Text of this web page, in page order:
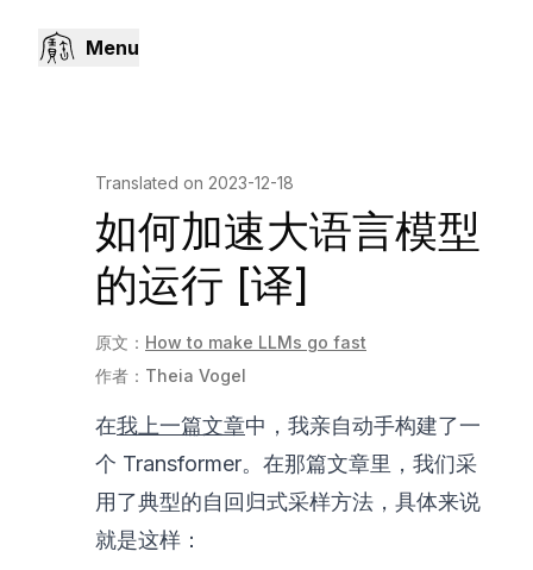
Menu
Translated on 2023-12-18
如何加速大语言模型
的运行 [译]
原文： How to make LLMs go fast
作者： Theia Vogel
在我上一篇文章中，我亲自动手构建了一
个 Transformer。在那篇文章里，我们采
用了典型的自回归式采样方法，具体来说
就是这样：